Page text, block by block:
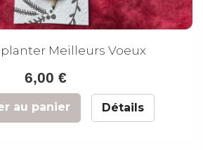
planter Meilleurs Voeux
6,00 €
au panier Détails